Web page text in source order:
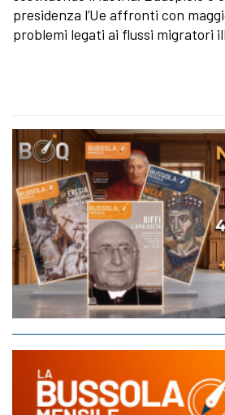
presidenza l’Ue affronti con
problemi legati ai flussi migratori